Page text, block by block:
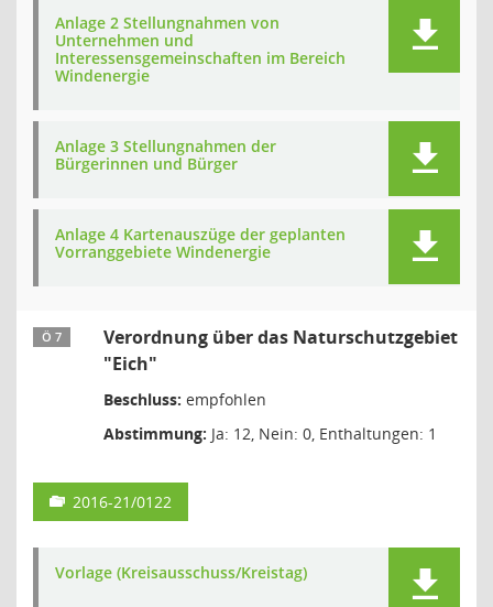
Anlage 2 Stellungnahmen von
Unternehmen und
Interessensgemeinschaften im Bereich
Windenergie
Anlage 3 Stellungnahmen der
Bürgerinnen und Bürger
Anlage 4 Kartenauszüge der geplanten
Vorranggebiete Windenergie
Ö 7
Verordnung über das Naturschutzgebiet
"Eich"
Beschluss: empfohlen
Abstimmung: Ja: 12, Nein: 0, Enthaltungen: 1
2016-21/0122
Vorlage (Kreisausschuss/Kreistag)